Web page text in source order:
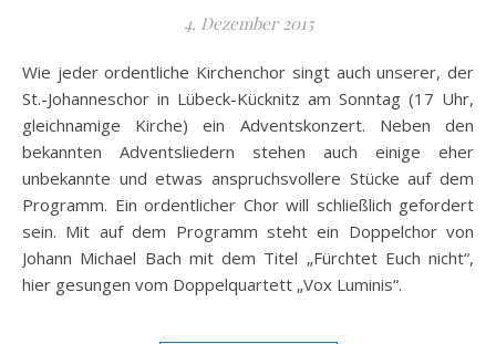
4. Dezember 2015
Wie jeder ordentliche Kirchenchor singt auch unserer, der
St.-Johanneschor in Lübeck-Kücknitz am Sonntag (17 Uhr,
gleichnamige Kirche) ein Adventskonzert. Neben den
bekannten Adventsliedern stehen auch einige eher
unbekannte und etwas anspruchsvollere Stücke auf dem
Programm. Ein ordentlicher Chor will schließlich gefordert
sein. Mit auf dem Programm steht ein Doppelchor von
Johann Michael Bach mit dem Titel „Fürchtet Euch nicht“,
hier gesungen vom Doppelquartett „Vox Luminis“.